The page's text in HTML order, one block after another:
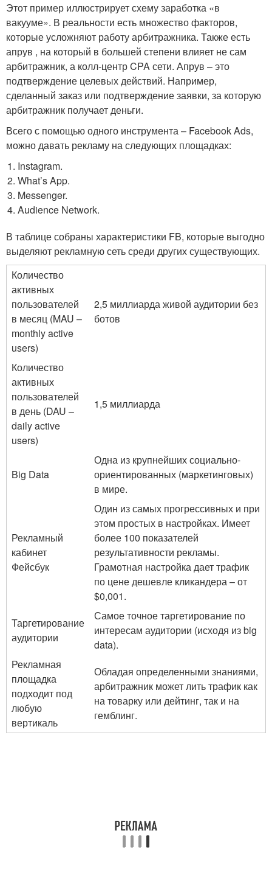
Этот пример иллюстрирует схему заработка «в
вакууме». В реальности есть множество факторов,
которые усложняют работу арбитражника. Также есть
апрув , на который в большей степени влияет не сам
арбитражник, а колл-центр CPA сети. Апрув – это
подтверждение целевых действий. Например,
сделанный заказ или подтверждение заявки, за которую
арбитражник получает деньги.
Всего с помощью одного инструмента – Facebook Ads,
можно давать рекламу на следующих площадках:
Instagram.
What’s App.
Messenger.
Audience Network.
В таблице собраны характеристики FB, которые выгодно
выделяют рекламную сеть среди других существующих.
Количество
активных
пользователей
в месяц (MAU –
monthly active
users)
2,5 миллиарда живой аудитории без
ботов
Количество
активных
пользователей
в день (DAU –
daily active
users)
1,5 миллиарда
Big Data
Одна из крупнейших социально-
ориентированных (маркетинговых)
в мире.
Рекламный
кабинет
Фейсбук
Один из самых прогрессивных и при
этом простых в настройках. Имеет
более 100 показателей
результативности рекламы.
Грамотная настройка дает трафик
по цене дешевле кликандера – от
$0,001.
Таргетирование
аудитории
Самое точное таргетирование по
интересам аудитории (исходя из big
data).
Рекламная
площадка
подходит под
любую
вертикаль
Обладая определенными знаниями,
арбитражник может лить трафик как
на товарку или дейтинг, так и на
гемблинг.